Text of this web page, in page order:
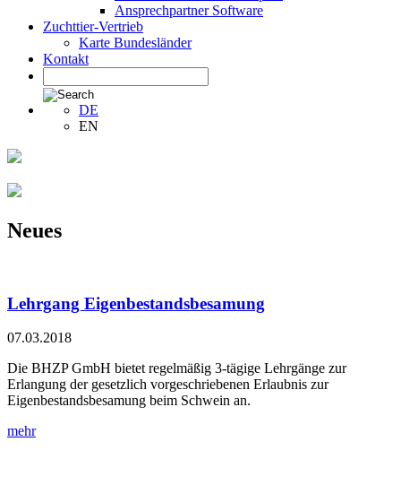
Ansprechpartner Software
Zuchttier-Vertrieb
Karte Bundesländer
Kontakt
DE
EN
Neues
Lehrgang Eigenbestandsbesamung
07.03.2018
Die BHZP GmbH bietet regelmäßig 3-tägige Lehrgänge zur
Erlangung der gesetzlich vorgeschriebenen Erlaubnis zur
Eigenbestandsbesamung beim Schwein an.
mehr